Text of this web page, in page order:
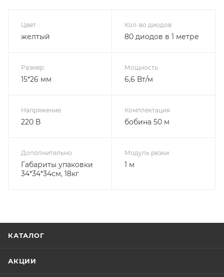
Цвет
желтый
Кол-во диодов
80 диодов в 1 метре
Размер
15*26 мм
Мощность
6,6 Вт/м
Напряжение
220 В
Комплектация
бобина 50 м
Дополнительно
Габариты упаковки
34*34*34см, 18кг
Модуль резки
1 м
КАТАЛОГ
АКЦИИ